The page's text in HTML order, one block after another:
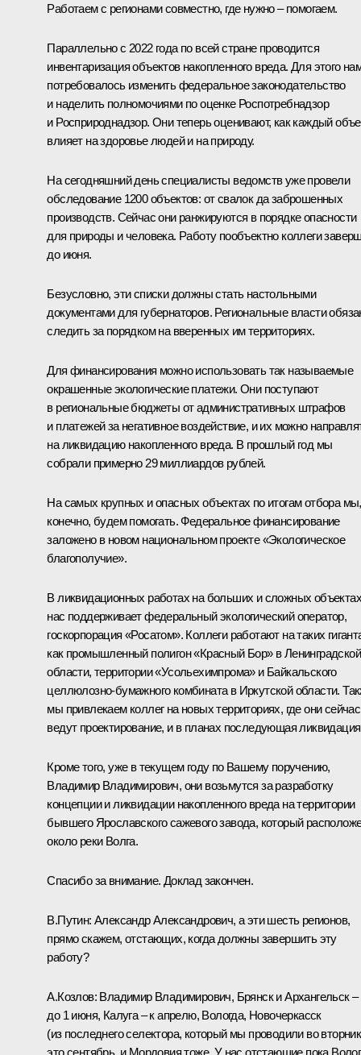
Работаем с регионами совместно, где нужно – помогаем.
Параллельно с 2022 года по всей стране проводится
инвентаризация объектов накопленного вреда. Для этого
потребовалось изменить федеральное законодательство
и наделить полномочиями по оценке Роспотребнадзор
и Росприроднадзор. Они теперь оценивают, как каждый
влияет на здоровье людей и на природу.
На сегодняшний день специалисты ведомств уже провели
обследование 1200 объектов: от свалок да заброшенных
производств. Сейчас они ранжируются в порядке опасности
для природы и человека. Работу пообъектно коллеги
до июня.
Безусловно, эти списки должны стать настольными
документами для губернаторов. Региональные власти
следить за порядком на вверенных им территориях.
Для финансирования можно использовать так называемые
окрашенные экологические платежи. Они поступают
в региональные бюджеты от административных штрафов
и платежей за негативное воздействие, и их можно
на ликвидацию накопленного вреда. В прошлый год мы
собрали примерно 29 миллиардов рублей.
На самых крупных и опасных объектах по итогам отбора мы,
конечно, будем помогать. Федеральное финансирование
заложено в новом национальном проекте «Экологическое
благополучие».
В ликвидационных работах на больших и сложных объектах
нас поддерживает федеральный экологический оператор,
госкорпорация «Росатом». Коллеги работают на таких
как промышленный полигон «Красный Бор» в Ленинградской
области, территории «Усольехимпрома» и Байкальского
целлюлозно-бумажного комбината в Иркутской области.
мы привлекаем коллег на новых территориях, где они сейчас
ведут проектирование, и в планах последующая
Кроме того, уже в текущем году по Вашему поручению,
Владимир Владимирович, они возьмутся за разработку
концепции и ликвидации накопленного вреда на территории
бывшего Ярославского сажевого завода, который
около реки Волга.
Спасибо за внимание. Доклад закончен.
В.Путин: Александр Александрович, а эти шесть регионов,
прямо скажем, отстающих, когда должны завершить эту
работу?
А.Козлов: Владимир Владимирович, Брянск и Архангельск –
до 1 июня, Калуга – к апрелю, Вологда, Новочеркасск
(из последнего селектора, который мы проводили во
это сентябрь, и Мордовия тоже. У нас отстающие пока